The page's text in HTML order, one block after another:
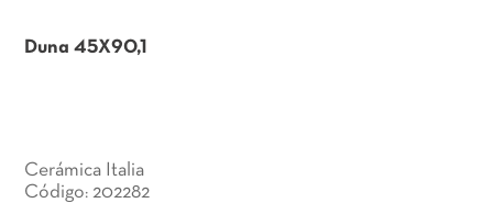
Duna 45X90,1
Cerámica Italia
:202282
6.
cocina